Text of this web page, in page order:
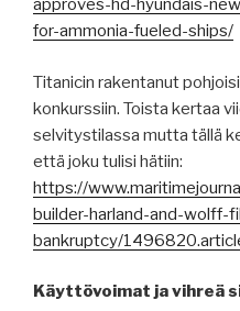
approves-hd-hyundais-
for-ammonia-fueled-ships/
Titanicin rakentanut
konkurssiin. Toista kertaa
selvitystilassa mutta tällä
että joku tulisi hätiin:
https://
builder-harland-and-wolff-
bankruptcy/
Käyttövoimat ja vihreä